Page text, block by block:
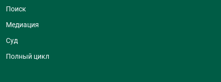
Поиск
Медиация
Суд
Полный цикл